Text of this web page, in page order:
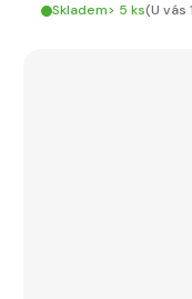
Skladem> 5 ks(U vás